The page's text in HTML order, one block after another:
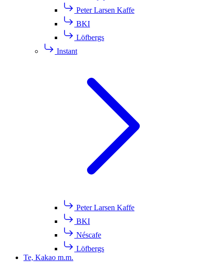
Peter Larsen Kaffe
BKI
Löfbergs
Instant
Peter Larsen Kaffe
BKI
Néscafe
Löfbergs
Te, Kakao m.m.